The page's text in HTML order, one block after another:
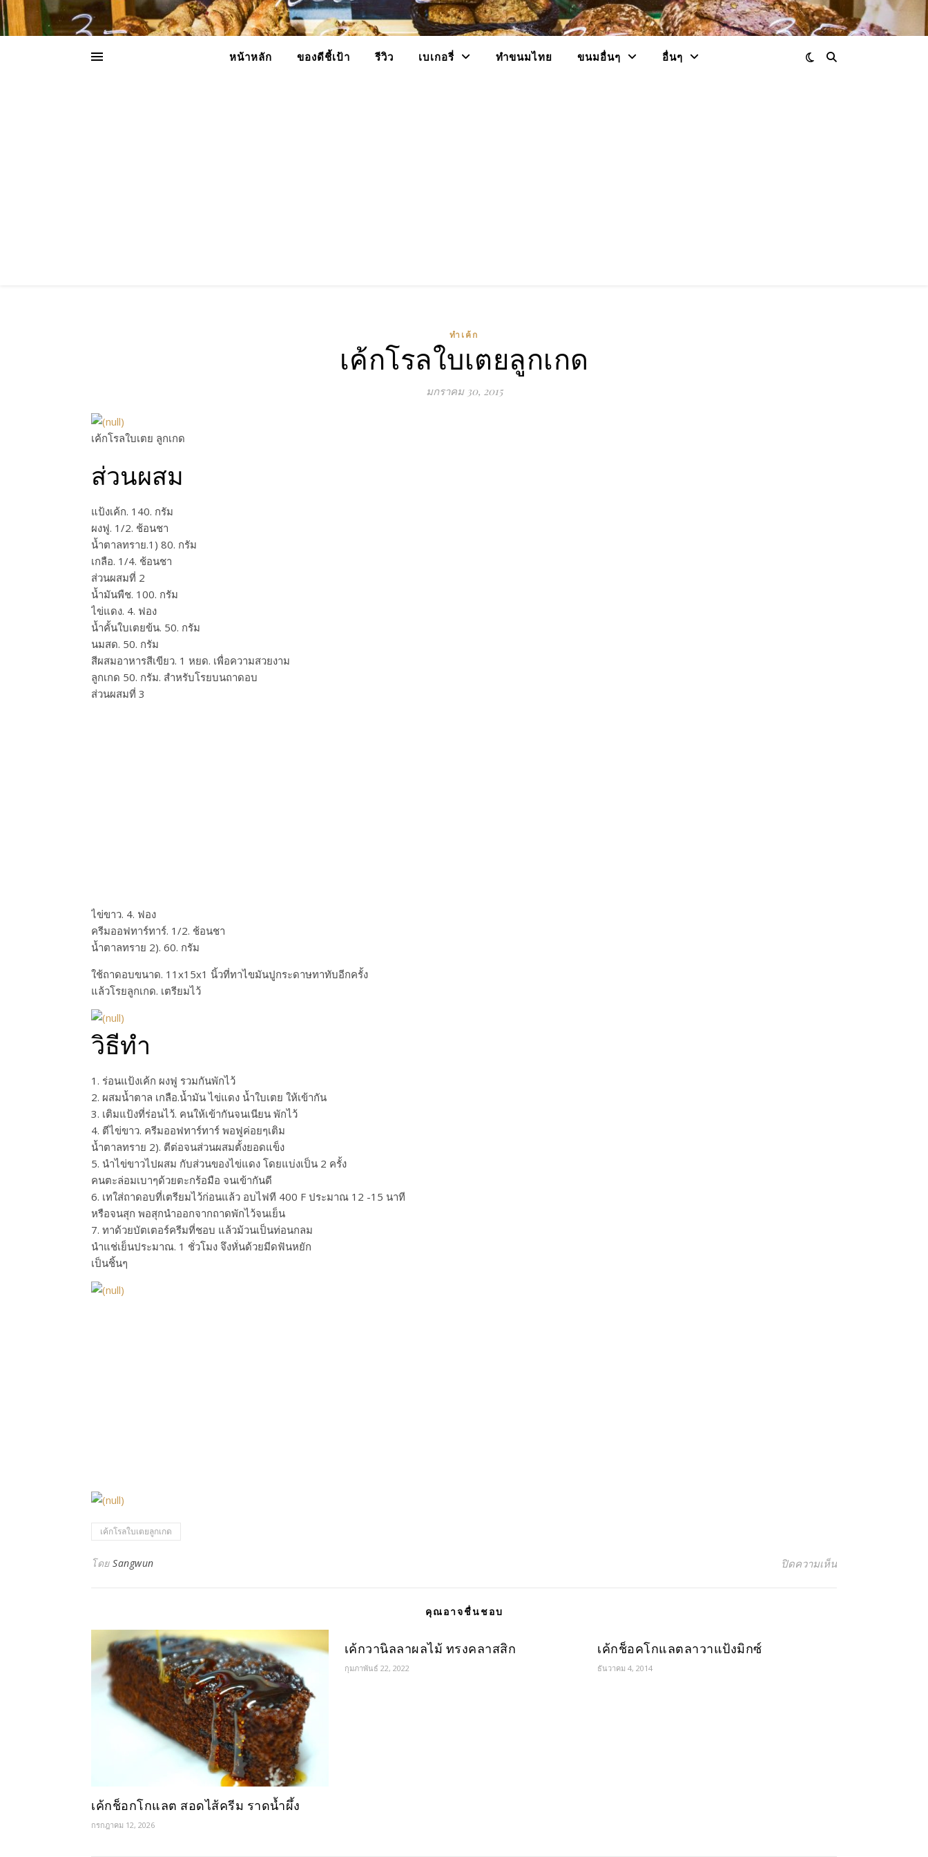
หน้าหลัก ของดีชี้เป้า รีวิว เบเกอรี่ ทำขนมไทย ขนมอื่นๆ อื่นๆ
ทำเค้ก
เค้กโรลใบเตยลูกเกด
มกราคม 30, 2015
เค้กโรลใบเตย ลูกเกด
ส่วนผสม
แป้งเค้ก. 140. กรัม
ผงฟู. 1/2. ช้อนชา
น้ำตาลทราย.1) 80. กรัม
เกลือ. 1/4. ช้อนชา
ส่วนผสมที่ 2
น้ำมันพืช. 100. กรัม
ไข่แดง. 4. ฟอง
น้ำคั้นใบเตยข้น. 50. กรัม
นมสด. 50. กรัม
สีผสมอาหารสีเขียว. 1 หยด. เพื่อความสวยงาม
ลูกเกด 50. กรัม. สำหรับโรยบนถาดอบ
ส่วนผสมที่ 3
ไข่ขาว. 4. ฟอง
ครีมออฟทาร์ทาร์. 1/2. ช้อนชา
น้ำตาลทราย 2). 60. กรัม
ใช้ถาดอบขนาด. 11x15x1 นิ้วที่ทาไขมันปูกระดาษทาทับอีกครั้ง
แล้วโรยลูกเกด. เตรียมไว้
วิธีทำ
1. ร่อนแป้งเค้ก ผงฟู รวมกันพักไว้
2. ผสมน้ำตาล เกลือ.น้ำมัน ไข่แดง น้ำใบเตย ให้เข้ากัน
3. เติมแป้งที่ร่อนไว้. คนให้เข้ากันจนเนียน พักไว้
4. ตีไข่ขาว. ครีมออฟทาร์ทาร์ พอฟูค่อยๆเติม
น้ำตาลทราย 2). ตีต่อจนส่วนผสมตั้งยอดแข็ง
5. นำไข่ขาวไปผสม กับส่วนของไข่แดง โดยแบ่งเป็น 2 ครั้ง
คนตะล่อมเบาๆด้วยตะกร้อมือ จนเข้ากันดี
6. เทใส่ถาดอบที่เตรียมไว้ก่อนแล้ว อบไฟที 400 F ประมาณ 12 -15 นาที
หรือจนสุก พอสุกนำออกจากถาดพักไว้จนเย็น
7. ทาด้วยบัตเตอร์ครีมที่ชอบ แล้วม้วนเป็นท่อนกลม
นำแช่เย็นประมาณ. 1 ชั่วโมง จึงหั่นด้วยมีดฟันหยัก
เป็นชิ้นๆ
เค้กโรลใบเตยลูกเกด
โดย Sangwun ปิดความเห็นบน เค้กโรลใบเตยลู
คุณอาจชื่นชอบ
เค้กช็อกโกแลต สอดไส้ครีม ราดน้ำผึ้ง
กรกฎาคม 12, 2026
เค้กวานิลลาผลไม้ ทรงคลาสสิก
กุมภาพันธ์ 22, 2022
เค้กช็อคโกแลตลาวาแป้งมิกซ์
ธันวาคม 4, 2014